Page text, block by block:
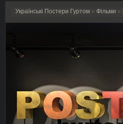
Українські Постери Гуртом » Фільми »